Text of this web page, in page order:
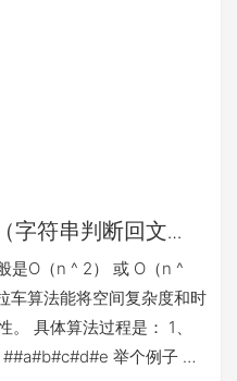
字符串判断回文
是O（n ^ 2） 或 O（n ^
车算法能将空间复杂度和时
具体算法过程是： 1、
举个例子 一